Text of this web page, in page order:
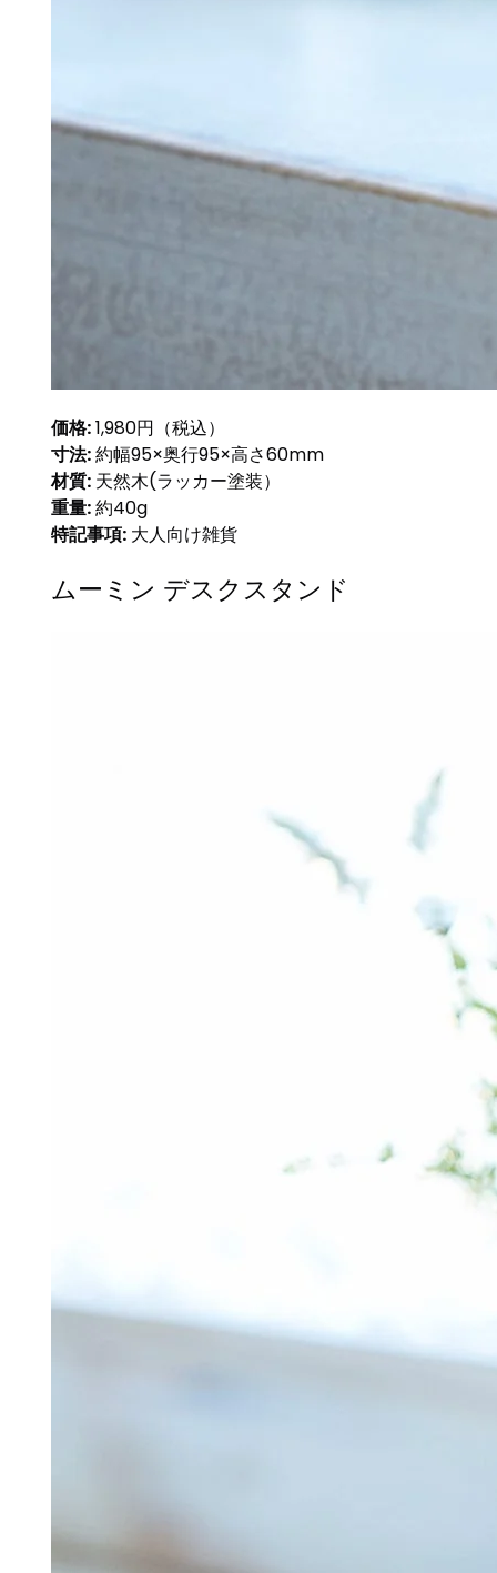
価格:1,980円（税込）
寸法:約幅95×奥行95×高さ60mm
材質: 天然木(ラッカー塗装）
重量:約40g
特記事項: 大人向け雑貨
ムーミン デスクスタンド